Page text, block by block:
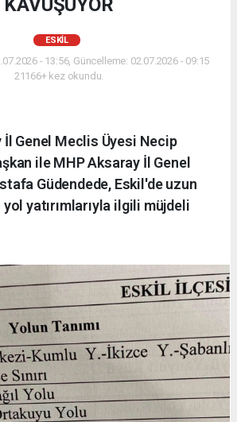
KAVUŞUYOR
ESKİL
- 13:56, Güncelleme: 02.07.2026 - 09:15
21166+ kez okundu.
Genel Meclis Üyesi Necip
ile MHP Aksaray İl Genel
Güdendede, Eskil'de uzun
yatırımlarıyla ilgili müjdeli